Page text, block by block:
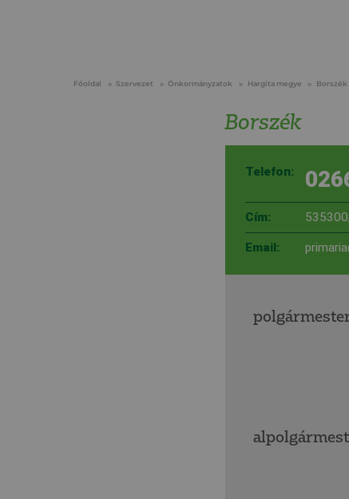
Főoldal Szervezet Önkormányzatok Hargita megye Borszék
Borszék
Telefon:
Cím:
Email: